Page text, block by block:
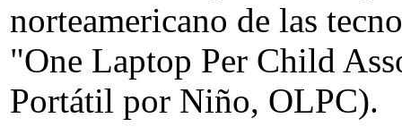
norteamericano de las
"One Laptop Per Child
Portátil por Niño, OLPC).